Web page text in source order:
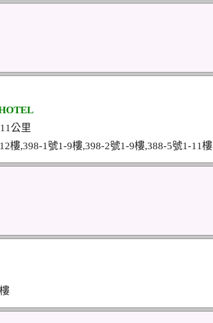
公里
樓,398-1號1-9樓,398-2號1-9樓,388-5號1-11樓